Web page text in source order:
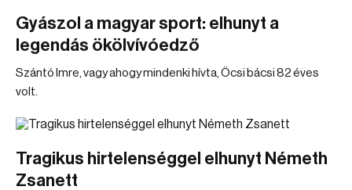
Gyászol a magyar sport: elhunyt a
legendás ökölvívóedző
Szántó Imre, vagy ahogy mindenki hívta, Öcsi bácsi 82 éves
volt.
Tragikus hirtelenséggel elhunyt Németh
Zsanett